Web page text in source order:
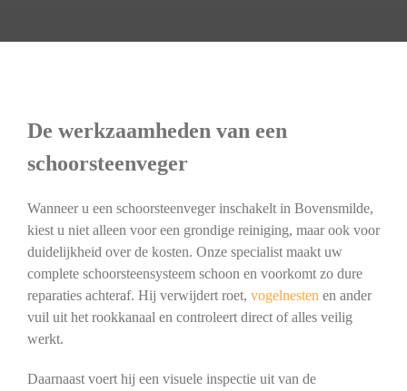
De werkzaamheden van een
schoorsteenveger
Wanneer u een schoorsteenveger inschakelt in Bovensmilde,
kiest u niet alleen voor een grondige reiniging, maar ook voor
duidelijkheid over de kosten. Onze specialist maakt uw
complete schoorsteensysteem schoon en voorkomt zo dure
reparaties achteraf. Hij verwijdert roet, vogelnesten en ander
vuil uit het rookkanaal en controleert direct of alles veilig
werkt.
Daarnaast voert hij een visuele inspectie uit van de